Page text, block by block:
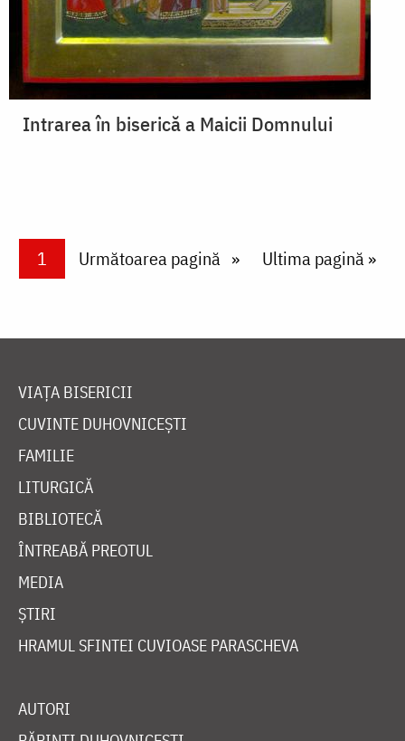
Intrarea în biserică a Maicii Domnului
PaginareCurrent page
1 Next page
Următoarea pagină Last page
Ultima pagină »
VIAȚA BISERICII
CUVINTE DUHOVNICEȘTI
FAMILIE
LITURGICĂ
BIBLIOTECĂ
ÎNTREABĂ PREOTUL
MEDIA
ȘTIRI
HRAMUL SFINTEI CUVIOASE PARASCHEVA
AUTORI